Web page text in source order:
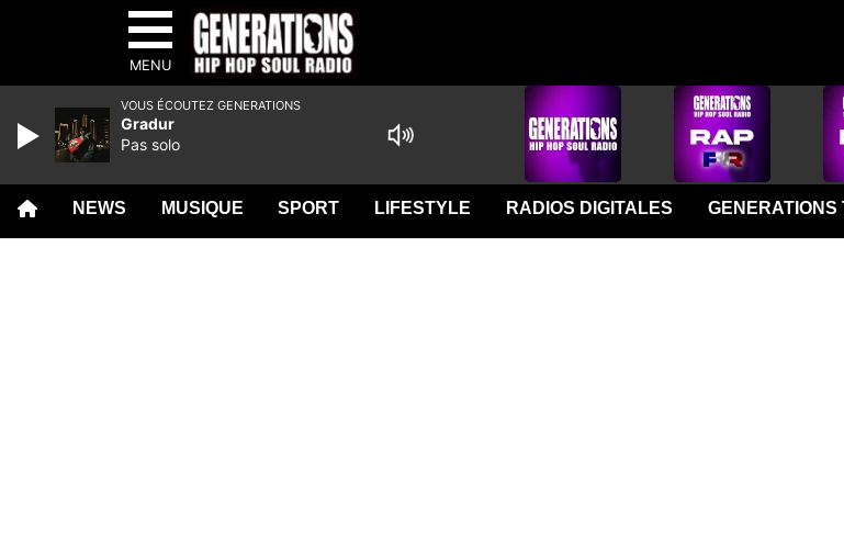
MENU
NEWS MUSIQUE SPORT LIFESTYLE RADIOS DIGITALES GENERATIONS
VOUS ÉCOUTEZ GENERATIONS
Gradur
Pas solo